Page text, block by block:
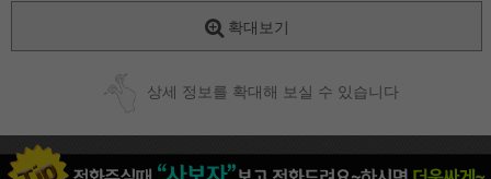
확대보기
상세 정보를 확대해 보실 수 있습니다